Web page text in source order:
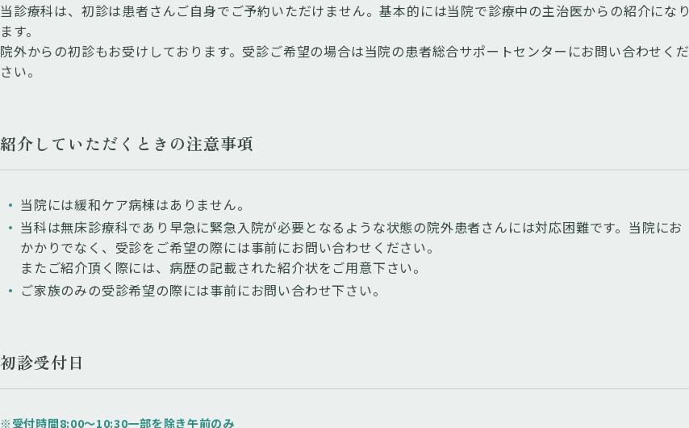
当診療科は、初診は患者さんご自身でご予約いただけません。基本的には当院で診療中の主治医からの紹介になり
ます。
院外からの初診もお受けしております。受診ご希望の場合は当院の患者総合サポートセンターにお問い合わせくだ
さい。
紹介していただくときの注意事項
当院には緩和ケア病棟はありません。
当科は無床診療科であり早急に緊急入院が必要となるような状態の院外患者さんには対応困難です。当院にお
かかりでなく、受診をご希望の際には事前にお問い合わせください。
またご紹介頂く際には、病歴の記載された紹介状をご用意下さい。
ご家族のみの受診希望の際には事前にお問い合わせ下さい。
初診受付日
※受付時間8:00〜10:30⼀部を除き午前のみ